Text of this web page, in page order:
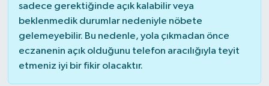
sadece gerektiğinde açık kalabilir veya
beklenmedik durumlar nedeniyle nöbete
gelemeyebilir. Bu nedenle, yola çıkmadan önce
eczanenin açık olduğunu telefon aracılığıyla teyit
etmeniz iyi bir fikir olacaktır.